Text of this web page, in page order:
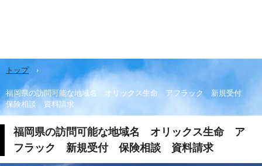
トップ ›
福岡県の訪問可能な地域名 オリックス生命 アフラック 新規受付
保険相談 資料請求
福岡県の訪問可能な地域名 オリックス生命 ア
フラック 新規受付 保険相談 資料請求